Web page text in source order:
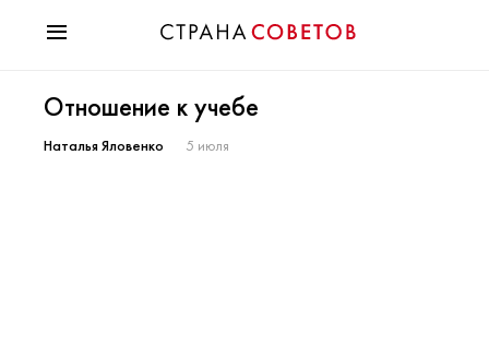
Мода
Звезды
Отношение к учебе
Наталья Яловенко 5 июля